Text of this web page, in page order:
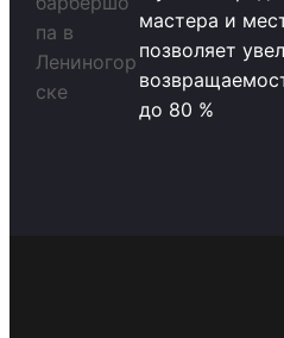
мастера и
позволяет
до 80 %